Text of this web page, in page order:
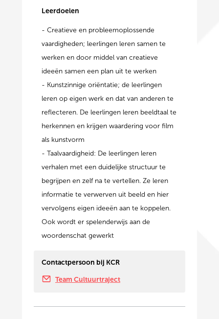
Leerdoelen
- Creatieve en probleemoplossende
vaardigheden; leerlingen leren samen te
werken en door middel van creatieve
ideeën samen een plan uit te werken
- Kunstzinnige oriëntatie; de leerlingen
leren op eigen werk en dat van anderen te
reflecteren. De leerlingen leren beeldtaal te
herkennen en krijgen waardering voor film
als kunstvorm
- Taalvaardigheid: De leerlingen leren
verhalen met een duidelijke structuur te
begrijpen en zelf na te vertellen. Ze leren
informatie te verwerven uit beeld en hier
vervolgens eigen ideeën aan te koppelen.
Ook wordt er spelenderwijs aan de
woordenschat gewerkt
Contactpersoon bij KCR
Team Cultuurtraject